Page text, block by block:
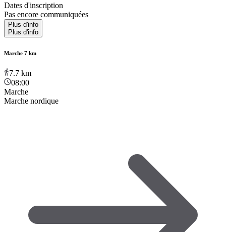
Dates d'inscription
Pas encore communiquées
Plus d'info
Plus d'info
Marche 7 km
7.7 km
08:00
Marche
Marche nordique